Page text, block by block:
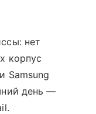
нет
корпус
Samsung
день —